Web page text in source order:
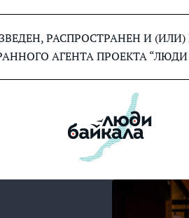
РАСПРОСТРАНЕН И
АГЕНТА ПРОЕКТА